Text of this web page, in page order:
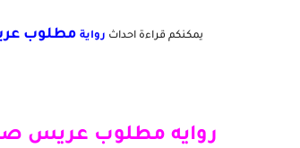
يمكنكم قراءة احداث رواية مطلوب
روايه مطلوب عريس